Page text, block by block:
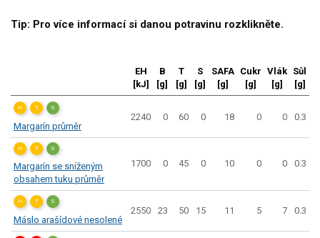
Ochucovadla, přísady, sladidla
Proteinové výrobky, doplňky stravy
Nápoje nealkoholické
Nápoje alkoholické
Restaurace, jídelny, hotová jídla
Fastfood
Studená kuchyně, lahůdkářské výrobky
výrobky
Ořechy, semena
Zelenina
Sladkosti, slané výrobky
Zmrzliny
Sušené směsi
Polotovary, hotové pokrmy
Nápoje nealkoholické
Nápoje alkoholické
Tip: Pro více informací si danou potravinu rozklikněte.
EH
[kJ]
B
[g]
T
[g]
S
[g]
SAFA
[g]
Cukr
[g]
Vlák
[g]
Sůl
[g]
H T S
Margarín průměr
2240 0 60 0 18 0 0 0.3
H T S
Margarín se sníženým
obsahem tuku průměr
1700 0 45 0 10 0 0 0.3
H T S
Máslo arašídové nesolené
2550 23 50 15 11 5 7 0.3